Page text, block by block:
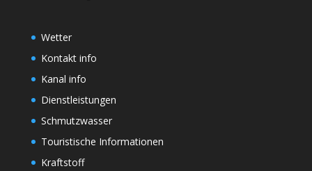
Wetter
Kontakt info
Kanal info
Dienstleistungen
Schmutzwasser
Touristische Informationen
Kraftstoff